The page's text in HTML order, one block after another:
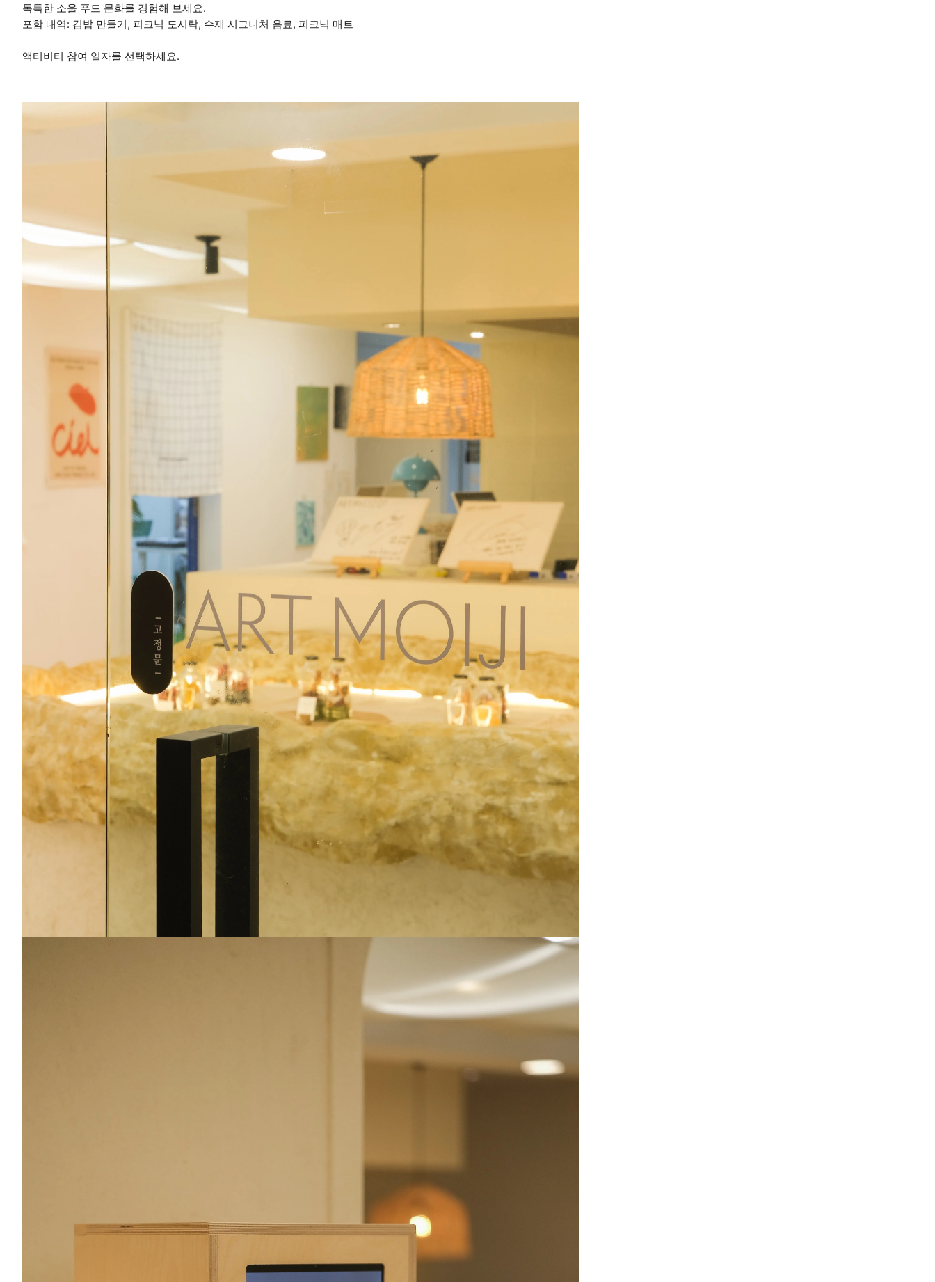
독특한 소울 푸드 문화를 경험해 보세요.
포함 내역: 김밥 만들기, 피크닉 도시락, 수제 시그니처 음료, 피크닉 매트
액티비티 참여 일자를 선택하세요.